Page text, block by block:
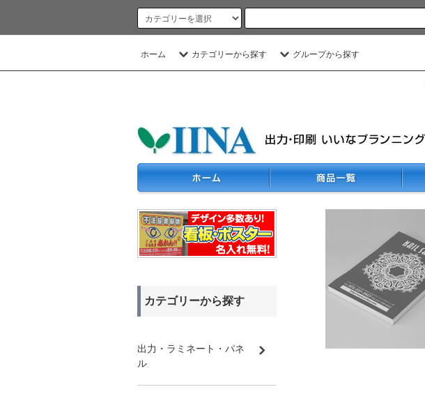
ホーム カテゴリーから探す グループから探す
カテゴリーから探す
出力・ラミネート・パネ
ル